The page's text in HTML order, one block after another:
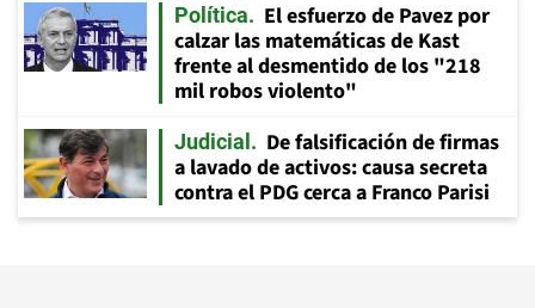
Política
El esfuerzo de Pavez por
calzar las matemáticas de Kast
frente al desmentido de los "218
mil robos violento"
Judicial
De falsificación de firmas
a lavado de activos: causa secreta
contra el PDG cerca a Franco Parisi